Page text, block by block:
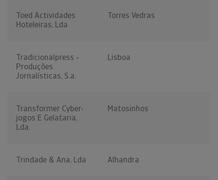
Toed Actividades
Hoteleiras, Lda
Torres Vedras
Tradicionalpress -
Produções
Jornalísticas, S.a.
Lisboa
Transformer Cyber-
jogos E Gelataria,
Lda.
Matosinhos
Trindade & Ana, Lda Alhandra